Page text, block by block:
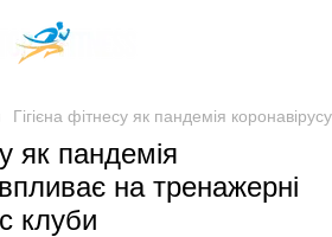
Гігієна фітнесу як пандемія
як пандемія
на тренажерні
клуби